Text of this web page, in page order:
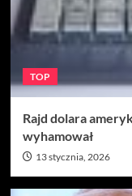
TOP
Rajd dolara
wyhamował
13 stycznia, 2026